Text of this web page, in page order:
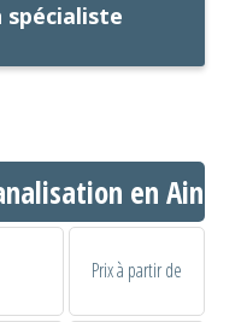
spécialiste
en Ain
Prix à partir de